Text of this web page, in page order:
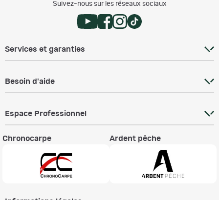
Suivez-nous sur les réseaux sociaux
Services et garanties
Besoin d'aide
Espace Professionnel
Chronocarpe Ardent pêche